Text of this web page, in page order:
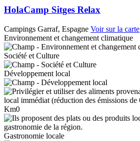
HolaCamp Sitges Relax
Campings Garraf, Espagne Voir sur la carte
Environnement et changement climatique
Société et Culture
Développement local
Km0
Gastronomie locale